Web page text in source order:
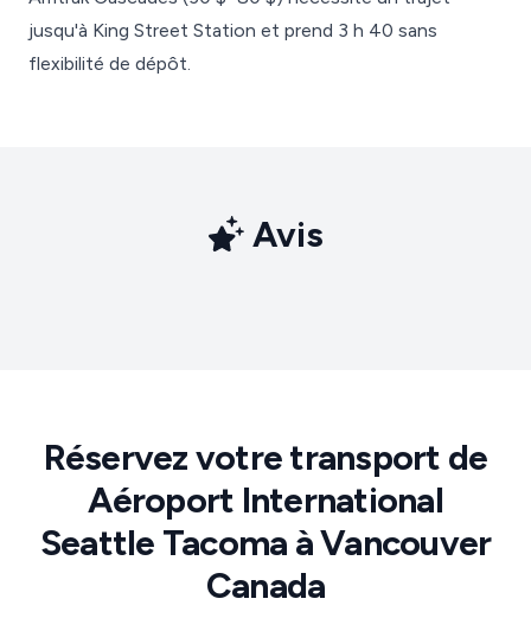
jusqu'à King Street Station et prend 3 h 40 sans
flexibilité de dépôt.
Avis
Réservez votre transport de
Aéroport International
Seattle Tacoma à Vancouver
Canada